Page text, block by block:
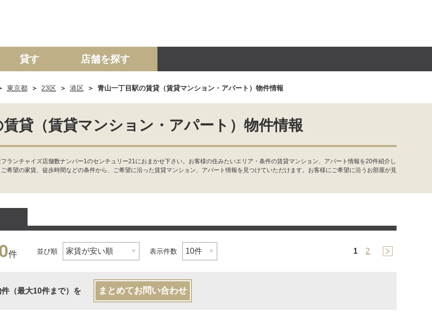
マンション 土地 事業投資用
貸す 店舗を探す
東京都 23区 港区 青山一丁目駅の賃貸（賃貸マンション・アパート）物件情報
貸（賃貸マンション・アパート）物件情報
ランチャイズ店舗数ナンバー1のセンチュリー21におまかせ下さい。お客様の住みたいエリア・条件の賃貸マンション、アパート情報を20件紹介し
希望の家賃、徒歩時間などの条件から、ご希望に沿った賃貸マンション、アパート情報を見つけていただけます。お客様にご希望に沿うお部屋が見
件 並び順 表示件数 1 2
（最大10件まで）を まとめてお問い合わせ